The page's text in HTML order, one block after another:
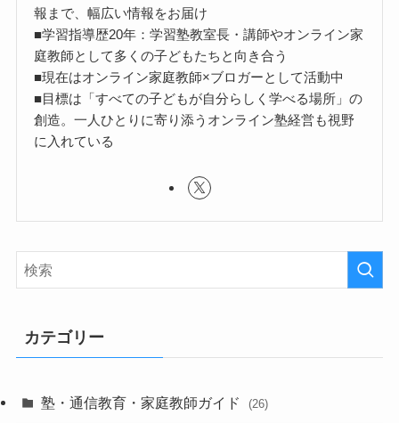
報まで、幅広い情報をお届け
■学習指導歴20年：学習塾教室長・講師やオンライン家
庭教師として多くの子どもたちと向き合う
■現在はオンライン家庭教師×ブロガーとして活動中
■目標は「すべての子どもが自分らしく学べる場所」の
創造。一人ひとりに寄り添うオンライン塾経営も視野
に入れている
カテゴリー
塾・通信教育・家庭教師ガイド (26)